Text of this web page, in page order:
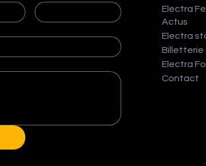
Electra
Actus
Electra
Billetterie
Electra
Contact